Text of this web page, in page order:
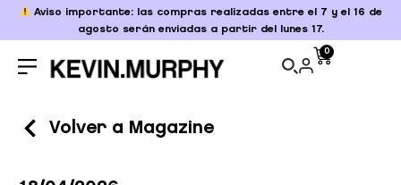
Aviso importante: las compras realizadas entre el 7 y el 16 de
agosto serán enviadas a partir del lunes 17.
0
Volver a Magazine